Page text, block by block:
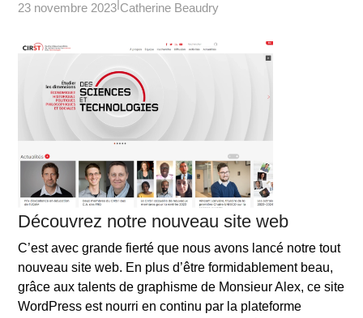
23 novembre 2023 Catherine Beaudry
Découvrez notre nouveau site web
C’est avec grande fierté que nous avons lancé notre tout
nouveau site web. En plus d’être formidablement beau,
grâce aux talents de graphisme de Monsieur Alex, ce site
WordPress est nourri en continu par la plateforme